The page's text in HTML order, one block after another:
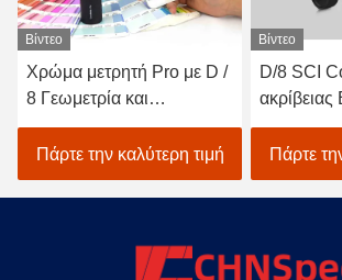
Βίντεο
Χρώμα μετρητή Pro με D /
8 Γεωμετρία και
φασματικό αισθητήρα για
πιο ακριβή μέτρηση
Πάρτε την καλύτερη τιμή
Βίντεο
D/8 SCI
Συσκευή
Πάρτε